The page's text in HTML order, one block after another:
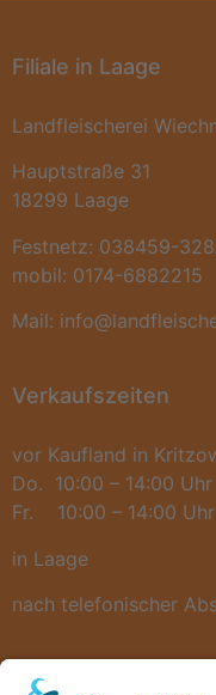
Filiale in Laage
Landfleischerei
Hauptstraße 31
18299 Laage
Festnetz: 038459-
mobil: 0174-6882215
Mail:
Verkaufszeiten
vor Kaufland in
Do. 10:00 – 14:00 Uhr
Fr. 10:00 – 14:00 Uhr
in Laage
nach telefonischer
Neues